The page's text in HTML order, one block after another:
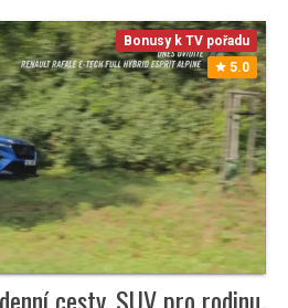
Bonusy k TV pořadu
5.0